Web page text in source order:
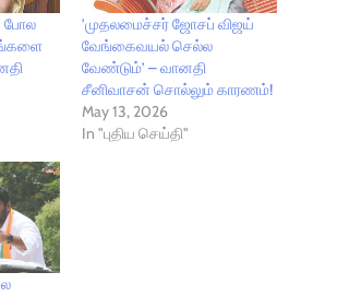
போல
’முதலமைச்சர் ஜோசப் விஜய்
வேங்கைவயல் செல்ல
வேண்டும்’ – வானதி
சீனிவாசன் சொல்லும் காரணம்!
May 13, 2026
In "புதிய செய்தி"